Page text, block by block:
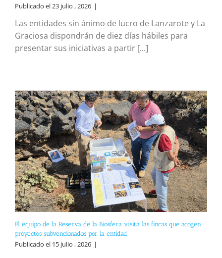
Publicado el 23 julio , 2026 |
Las entidades sin ánimo de lucro de Lanzarote y La
Graciosa dispondrán de diez días hábiles para
presentar sus iniciativas a partir [...]
El equipo de la Reserva de la Biosfera visita las fincas que acogen
proyectos subvencionados por la entidad
Publicado el 15 julio , 2026 |